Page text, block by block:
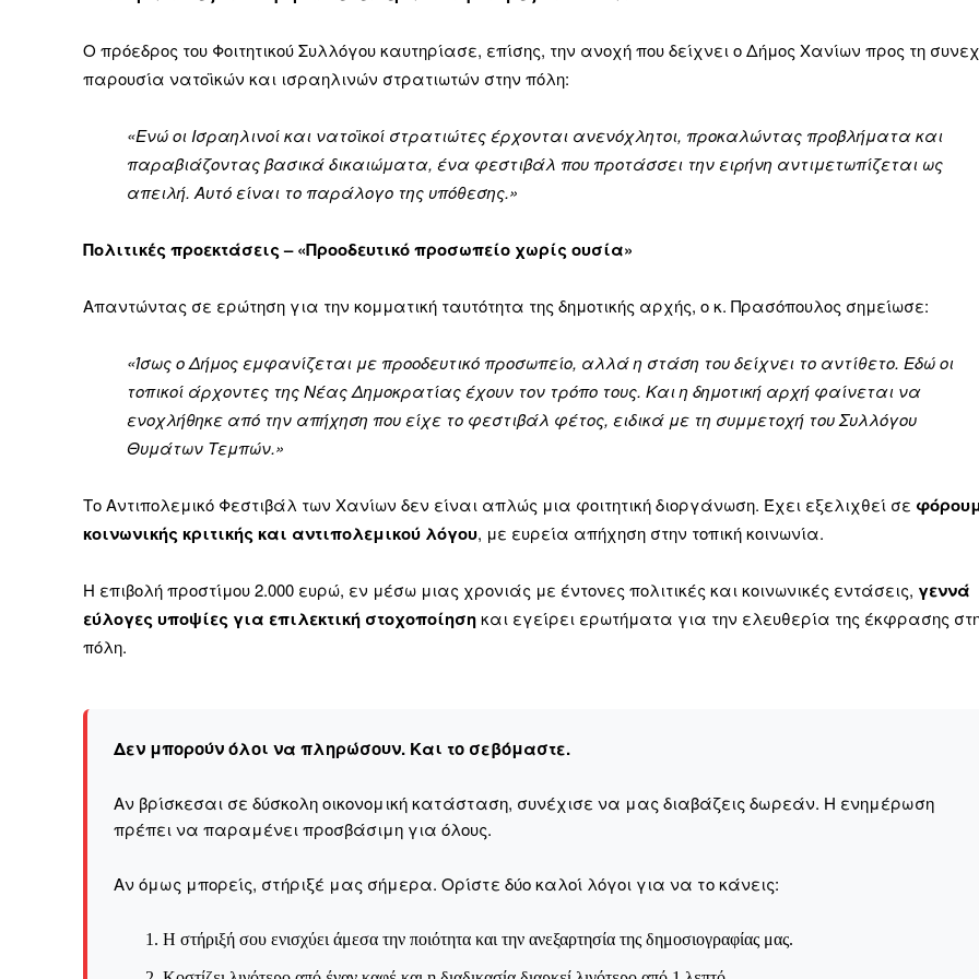
Ο πρόεδρος του Φοιτητικού Συλλόγου καυτηρίασε, επίσης, την ανοχή που δείχνει ο Δήμος Χανίων προς τη
παρουσία νατοϊκών και ισραηλινών στρατιωτών στην πόλη:
«Ενώ οι Ισραηλινοί και νατοϊκοί στρατιώτες έρχονται ανενόχλητοι, προκαλώντας προβλήματα και
παραβιάζοντας βασικά δικαιώματα, ένα φεστιβάλ που προτάσσει την ειρήνη αντιμετωπίζεται ως
απειλή. Αυτό είναι το παράλογο της υπόθεσης.»
Πολιτικές προεκτάσεις – «Προοδευτικό προσωπείο χωρίς ουσία»
Απαντώντας σε ερώτηση για την κομματική ταυτότητα της δημοτικής αρχής, ο κ. Πρασόπουλος σημείωσε:
«Ίσως ο Δήμος εμφανίζεται με προοδευτικό προσωπείο, αλλά η στάση του δείχνει το αντίθετο. Εδώ οι
τοπικοί άρχοντες της Νέας Δημοκρατίας έχουν τον τρόπο τους. Και η δημοτική αρχή φαίνεται να
ενοχλήθηκε από την απήχηση που είχε το φεστιβάλ φέτος, ειδικά με τη συμμετοχή του Συλλόγου
Θυμάτων Τεμπών.»
Το Αντιπολεμικό Φεστιβάλ των Χανίων δεν είναι απλώς μια φοιτητική διοργάνωση. Έχει εξελιχθεί σε
κοινωνικής κριτικής και αντιπολεμικού λόγου, με ευρεία απήχηση στην τοπική κοινωνία.
Η επιβολή προστίμου 2.000 ευρώ, εν μέσω μιας χρονιάς με έντονες πολιτικές και κοινωνικές εντάσεις, γεννά
εύλογες υποψίες για επιλεκτική στοχοποίησηκαι εγείρει ερωτήματα για την ελευθερία της έκφρασης
πόλη.
Δεν μπορούν όλοι να πληρώσουν. Και το σεβόμαστε.
Αν βρίσκεσαι σε δύσκολη οικονομική κατάσταση, συνέχισε να μας διαβάζεις δωρεάν. Η ενημέρωση
πρέπει να παραμένει προσβάσιμη για όλους.
Αν όμως μπορείς, στήριξέ μας σήμερα. Ορίστε δύο καλοί λόγοι για να το κάνεις:
Η στήριξή σου ενισχύει άμεσα την ποιότητα και την ανεξαρτησία της δημοσιογραφίας μας.